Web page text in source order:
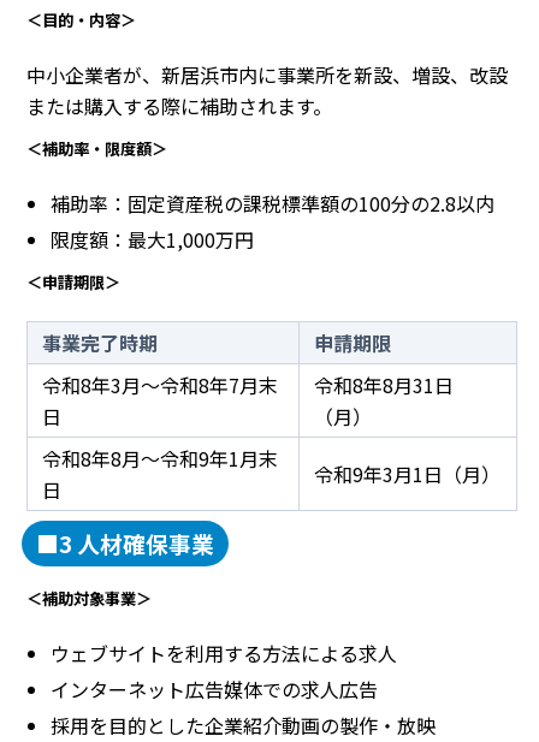
＜目的・内容＞
中小企業者が、新居浜市内に事業所を新設、増設、改設
または購入する際に補助されます。
＜補助率・限度額＞
補助率：固定資産税の課税標準額の100分の2.8以内
限度額：最大1,000万円
＜申請期限＞
事業完了時期
申請期限
令和8年3月～令和8年7月末
日
令和8年8月31日
（月）
令和8年8月～令和9年1月末
日
令和9年3月1日（月）
■3 人材確保事業
＜補助対象事業＞
ウェブサイトを利用する方法による求人
インターネット広告媒体での求人広告
採用を目的とした企業紹介動画の製作・放映